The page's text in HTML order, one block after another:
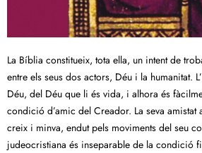
La Bíblia constitueix, tota ella, un intent de
entre els seus dos actors, Déu i la humanitat.
Déu, del Déu que li és vida, i alhora és
condició d’amic del Creador. La seva amistat
creix i minva, endut pels moviments del seu
judeocristiana és inseparable de la condició